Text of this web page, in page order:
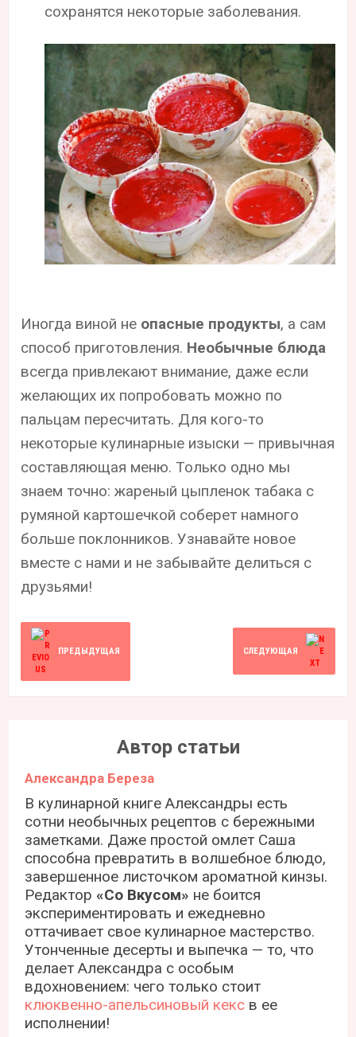
сохранятся некоторые заболевания.
Иногда виной не опасные продукты, а сам
способ приготовления. Необычные блюда
всегда привлекают внимание, даже если
желающих их попробовать можно по
пальцам пересчитать. Для кого-то
некоторые кулинарные изыски — привычная
составляющая меню. Только одно мы
знаем точно: жареный цыпленок табака с
румяной картошечкой соберет намного
больше поклонников. Узнавайте новое
вместе с нами и не забывайте делиться с
друзьями!
ПРЕДЫДУЩАЯ СЛЕДУЮЩАЯ
Автор статьи
Александра Береза
В кулинарной книге Александры есть
сотни необычных рецептов с бережными
заметками. Даже простой омлет Саша
способна превратить в волшебное блюдо,
завершенное листочком ароматной кинзы.
Редактор«Со Вкусом» не боится
экспериментировать и ежедневно
оттачивает свое кулинарное мастерство.
Утонченные десерты и выпечка — то, что
делает Александра с особым
вдохновением: чего только стоит
клюквенно-апельсиновый кекс в ее
исполнении!